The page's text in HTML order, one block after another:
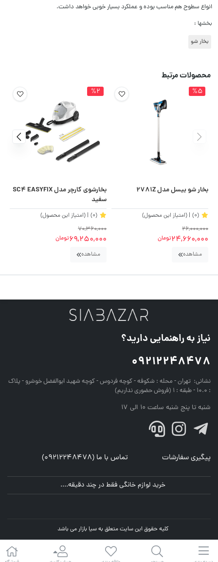
انواع سطوح هم مناسب بوده و عملکرد بسیار خوبی خواهد داشت.
بخشها :
بخار شو
محصولات مرتبط
%5
بخار شو بیسل مدل 2781Z
(0)
| (امتیاز این محصول)
26,000,000
24,660,000تومان
مشاهده
%2
بخارشوی کارچر مدل SC4 EASYFIX
سفید
(0)
| (امتیاز این محصول)
70,360,000
69,250,000تومان
مشاهده
نیاز به راهنمایی دارید؟
09212248478
نشانی: تهران - محله : شکوفه - کوچه فردوس - کوچه شهید ابوالفضل خوشرو - پلاک
: 10.0 - طبقه : 1 (فروش حضوری نداریم)
شنبه تا پنج شنبه ساعت 10 الی 17
پیگیری سفارشات تماس با ما (09212248478)
خرید لوازم خانگی فقط در چند دقیقه....
کلیه حقوق این سایت متعلق به سیا بازار می باشد